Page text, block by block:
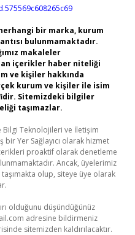
bir marka, kurum
bulunmamaktadır.
makaleler
içerikler haber niteliği
ve kişiler hakkında
kurum ve kişiler ile isim
Sitemizdeki bilgiler
taşımazlar.
Bilgi Teknolojileri ve İletişim
bir Yer Sağlayıcı olarak hizmet
proaktif olarak denetleme
Ancak, üyelerimiz
olup, siteye üye olarak
olduğunu düşündüğünüz
adresine bildirmeniz
sitemizden kaldırılacaktır.